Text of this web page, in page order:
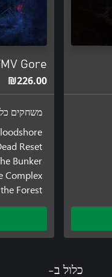
Gore
‪₪‎226.00‬
משחקים
Reset
Bunker
Complex
Forest
כלול ב-